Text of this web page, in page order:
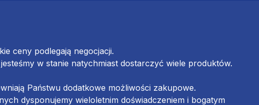
ceny podlegają negocjacji.
w stanie natychmiast dostarczyć wiele produktów.
Państwu dodatkowe możliwości zakupowe.
dysponujemy wieloletnim doświadczeniem i bogatym